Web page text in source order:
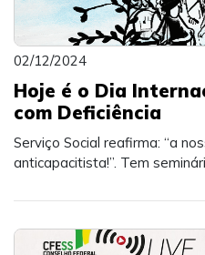
02/12/2024
Hoje é o Dia
com Deficiência
Serviço Social reafirma: “a
anticapacitista!”. Tem